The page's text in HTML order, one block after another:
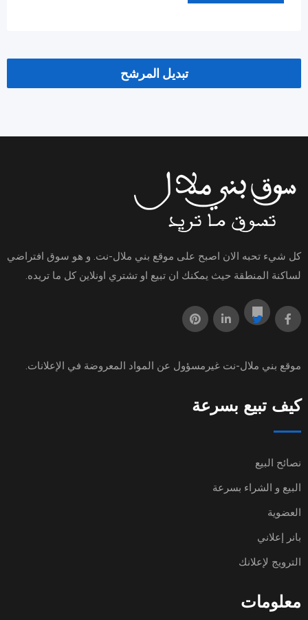
تبديل المرشح
كل شيء تحبه الان اصبح على موقع بني ملال-نت. و هو سوق افتراضي
لساكنة المنطقة حيث يمكنك ان تبيع او تشتري اونلاين كل ما تريده.
موقع بني ملال-نت غيرمسؤول عن المواد المعروضة في الإعلانات.
كيف تبيع بسرعة
نصائح البيع
البيع و الشراء بسرعة
العضوية
بانر إعلاني
الترويج لإعلانك
معلومات